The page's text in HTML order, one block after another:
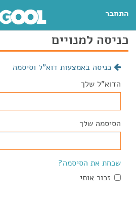
התחבר
כניסה למנויים
כניסה באמצעות דוא"ל וסיסמה
הדוא"ל שלך
הסיסמה שלך
שכחת את הסיסמה?
זכור אותי